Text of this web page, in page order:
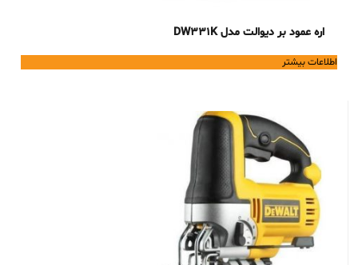
اره عمود بر دیوالت مدل DW331K
اطلاعات بیشتر